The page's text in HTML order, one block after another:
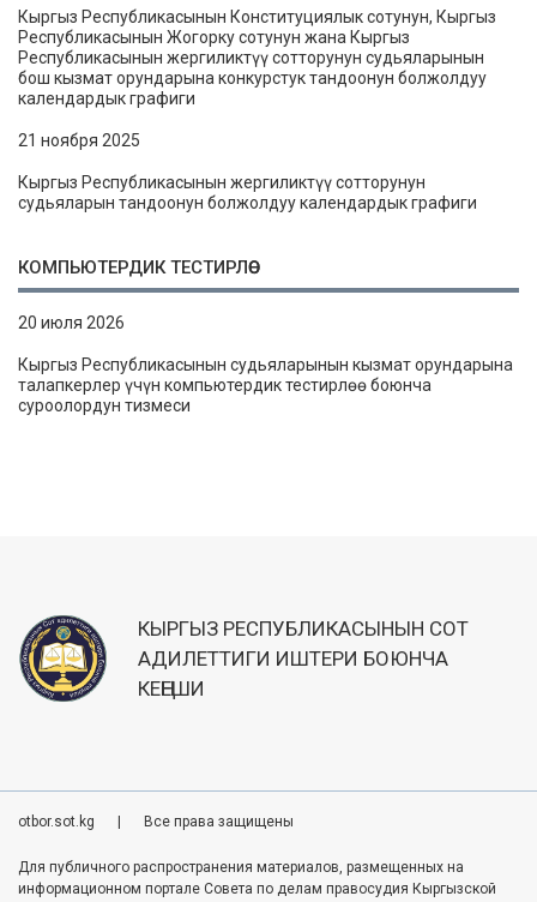
Кыргыз Республикасынын Конституциялык сотунун, Кыргыз
Республикасынын Жогорку сотунун жана Кыргыз
Республикасынын жергиликтүү сотторунун судьяларынын
бош кызмат орундарына конкурстук тандоонун болжолдуу
календардык графиги
21 ноября 2025
Кыргыз Республикасынын жергиликтүү сотторунун
судьяларын тандоонун болжолдуу календардык графиги
КОМПЬЮТЕРДИК ТЕСТИРЛӨӨ
20 июля 2026
Кыргыз Республикасынын судьяларынын кызмат орундарына
талапкерлер үчүн компьютердик тестирлөө боюнча
суроолордун тизмеси
КЫРГЫЗ РЕСПУБЛИКАСЫНЫН СОТ
АДИЛЕТТИГИ ИШТЕРИ БОЮНЧА
КЕҢЕШИ
otbor.sot.kg Все права защищены
Для публичного распространения материалов, размещенных на
информационном портале Совета по делам правосудия Кыргызской